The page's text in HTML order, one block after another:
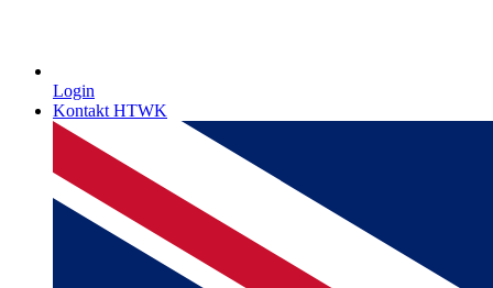
Login
Kontakt HTWK